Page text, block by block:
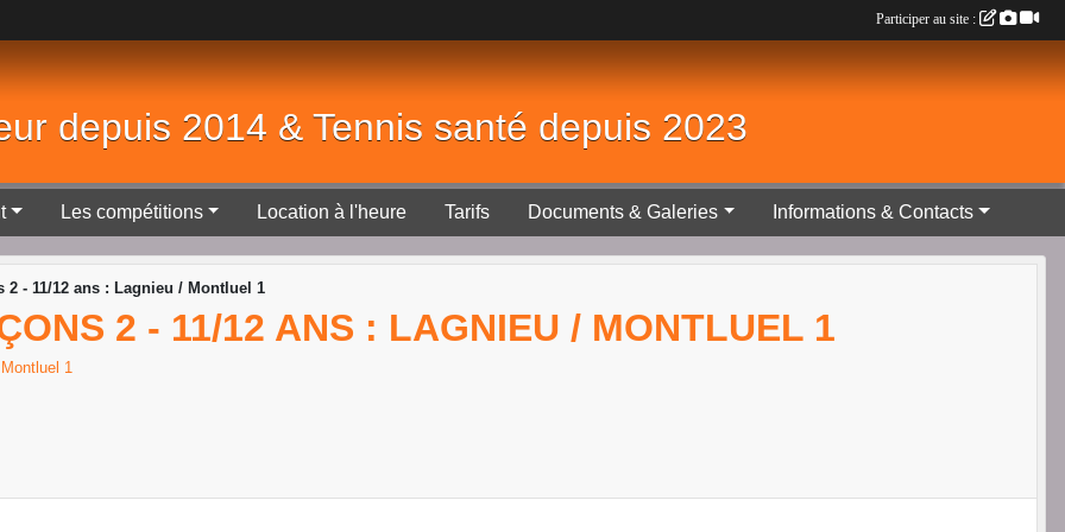
depuis 2014 & Tennis santé depuis 2023
Les compétitions Location à l'heure Tarifs Documents & Galeries Informations & Contacts
2 - 11/12 ans : Lagnieu / Montluel 1
2 - 11/12 ANS : LAGNIEU / MONTLUEL 1
Montluel 1
Participer au site :